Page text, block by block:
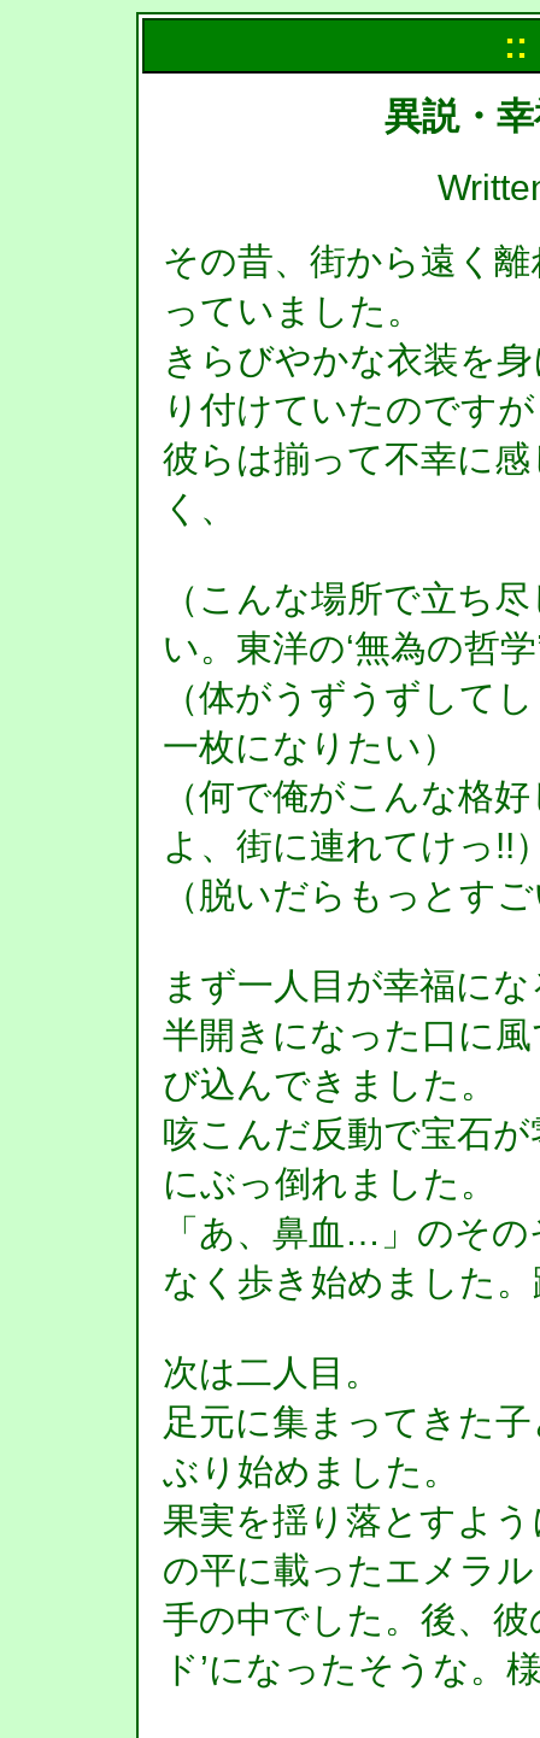
::
異説・
その昔、街から遠く
っていました。
きらびやかな衣装を
り付けていたのですが
彼らは揃って不幸に
く、
（こんな場所で立ち
い。東洋の‘無為の哲
（体がうずうずして
一枚になりたい）
（何で俺がこんな格
よ、街に連れてけっ!!
（脱いだらもっとす
まず一人目が幸福に
半開きになった口に
び込んできました。
咳こんだ反動で宝石
にぶっ倒れました。
「あ、鼻血…」のそ
なく歩き始めました
次は二人目。
足元に集まってきた
ぶり始めました。
果実を揺り落とすよ
の平に載ったエメラ
手の中でした。後、
ド’になったそうな。